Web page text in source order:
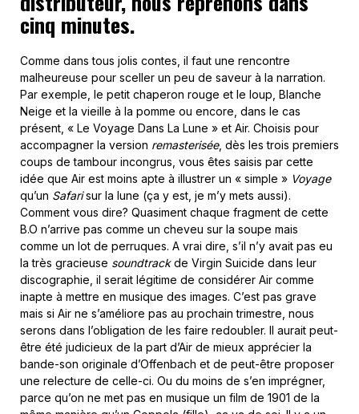
cinq minutes.
Comme dans tous jolis contes, il faut une rencontre
malheureuse pour sceller un peu de saveur à la narration.
Par exemple, le petit chaperon rouge et le loup, Blanche
Neige et la vieille à la pomme ou encore, dans le cas
présent, « Le Voyage Dans La Lune » et Air. Choisis pour
accompagner la version remasterisée, dès les trois premiers
coups de tambour incongrus, vous êtes saisis par cette
idée que Air est moins apte à illustrer un « simple » Voyage
qu’un Safarisur la lune (ça y est, je m’y mets aussi).
Comment vous dire? Quasiment chaque fragment de cette
B.O n’arrive pas comme un cheveu sur la soupe mais
comme un lot de perruques. A vrai dire, s’il n’y avait pas eu
la très gracieuse soundtrackde Virgin Suicide dans leur
discographie, il serait légitime de considérer Air comme
inapte à mettre en musique des images. C’est pas grave
mais si Air ne s’améliore pas au prochain trimestre, nous
serons dans l’obligation de les faire redoubler. Il aurait peut-
être été judicieux de la part d’Air de mieux apprécier la
bande-son originale d’Offenbach et de peut-être proposer
une relecture de celle-ci. Ou du moins de s’en imprégner,
parce qu’on ne met pas en musique un film de 1901 de la